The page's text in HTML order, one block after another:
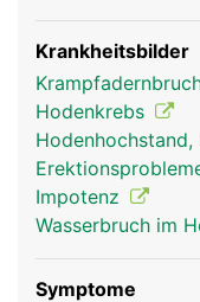
Krankheitsbilder
Hodenkrebs
Impotenz
Wasserbruch im
Symptome